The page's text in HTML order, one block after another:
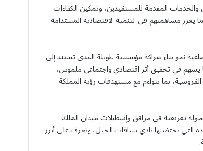
المقدمة للمستفيدين، وتمكين الكفاءات
يعزز مساهمتهم في التنمية الاقتصادية المستدامة
نحو بناء شراكة مؤسسية طويلة المدى تستند إلى
يسهم في تحقيق أثر اقتصادي واجتماعي ملموس،
بما يتواءم مع مستهدفات رؤية المملكة
تعريفية في مرافق وإسطبلات ميدان الملك
التي يحتضنها نادي سباقات الخيل، وتعرف على أبرز